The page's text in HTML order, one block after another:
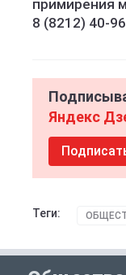
примирения
8 (8212) 40-
Яндекс
Теги: